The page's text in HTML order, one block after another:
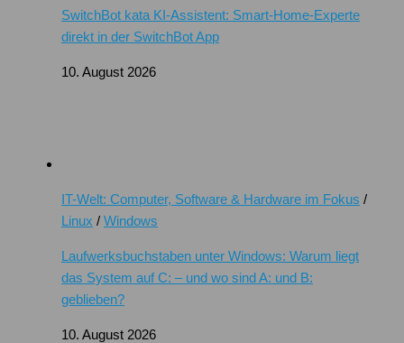
SwitchBot kata KI-Assistent: Smart-Home-Experte
direkt in der SwitchBot App
10. August 2026
IT-Welt: Computer, Software & Hardware im Fokus /
Linux / Windows
Laufwerksbuchstaben unter Windows: Warum liegt
das System auf C: – und wo sind A: und B:
geblieben?
10. August 2026